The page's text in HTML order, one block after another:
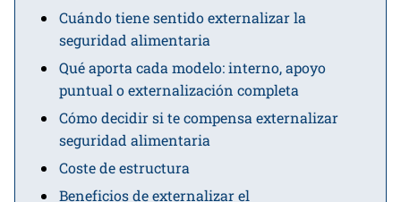
Cuándo tiene sentido externalizar la
seguridad alimentaria
Qué aporta cada modelo: interno, apoyo
puntual o externalización completa
Cómo decidir si te compensa externalizar
seguridad alimentaria
Coste de estructura
Beneficios de externalizar el